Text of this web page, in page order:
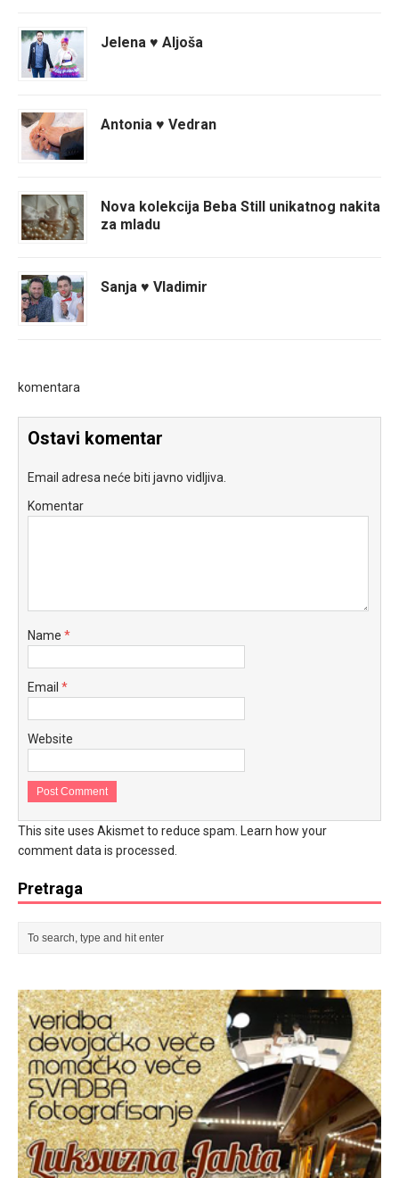
Jelena ♥ Aljoša
Antonia ♥ Vedran
Nova kolekcija Beba Still unikatnog nakita
za mladu
Sanja ♥ Vladimir
komentara
Ostavi komentar
Email adresa neće biti javno vidljiva.
Komentar
Name *
Email *
Website
This site uses Akismet to reduce spam. Learn how your
comment data is processed.
Pretraga